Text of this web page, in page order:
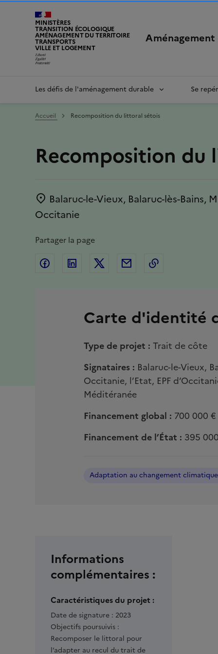
MINISTÈRES
TRANSITION ÉCOLOGIQUE
AMÉNAGEMENT DU TERRITOIRE
TRANSPORTS
VILLE ET LOGEMENT
LIBERTÉ, ÉGALITÉ, FRATERNITÉ
Les défis de l'aménagement durable Se
Accueil Recomposition du littoral sétois
Recomposition du
Emplacement
Balaruc-le-Vieux, Balaruc-lès-Bains,
Occitanie
Partager la page
Partager sur Facebook
Partager sur Linkedin
Partager sur Twitter
Partager par Email
Carte d'identité
Type de projet : Trait de côte
Signataires : Balaruc-le-Vieux,
Occitanie, l’Etat, EPF
Méditéranée
Financement global : 700 000 €
Financement de l’État : 395
Adaptation au changement climatique
Informations
complémentaires :
Caractéristiques du projet :
Date de signature : 2023
Objectifs poursuivis :
Recomposer le littoral pour
l’adapter au recul du trait de